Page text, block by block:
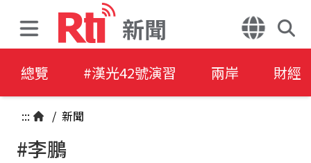
新聞
總覽 #漢光42號演習 兩岸 財經
::: / 新聞
#李鵬